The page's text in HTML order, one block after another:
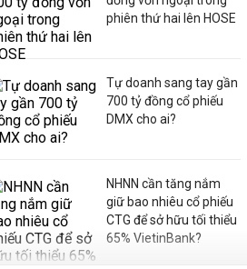
phiên thứ hai lên HOSE
Tự doanh sang tay gần
700 tỷ đồng cổ phiếu
DMX cho ai?
NHNN cần tăng nắm
giữ bao nhiêu cổ phiếu
CTG để sở hữu tối thiểu
65% VietinBank?